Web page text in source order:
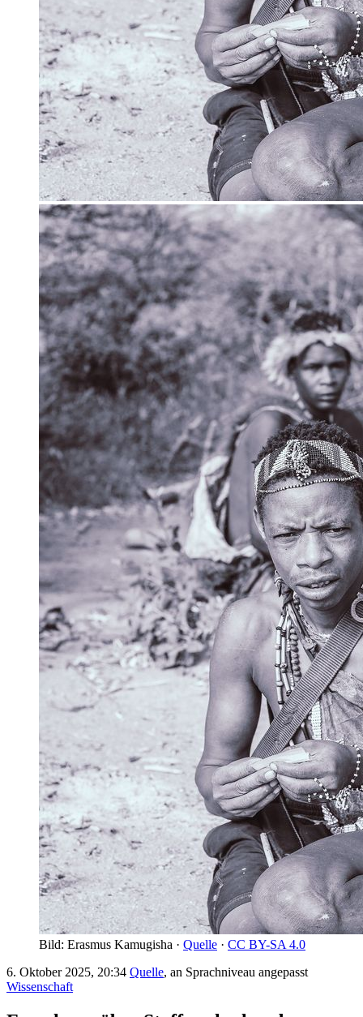
Bild: Erasmus Kamugisha · Quelle · CC BY-SA 4.0
6. Oktober 2025, 20:34 Quelle, an Sprachniveau angepasst
Wissenschaft